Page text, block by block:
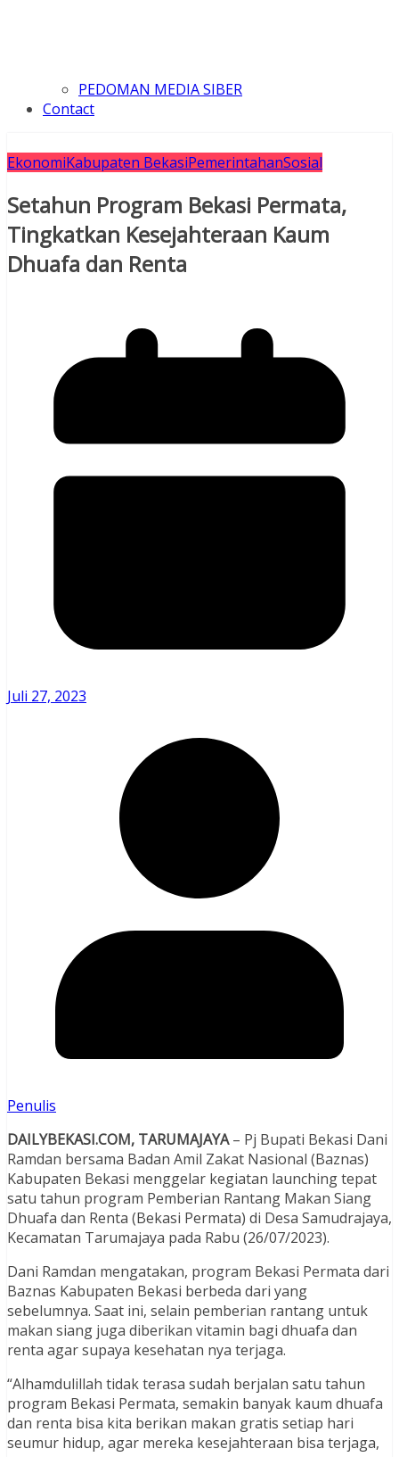
PEDOMAN MEDIA SIBER
Contact
EkonomiKabupaten BekasiPemerintahanSosial
Setahun Program Bekasi Permata,
Tingkatkan Kesejahteraan Kaum
Dhuafa dan Renta
Juli 27, 2023
Penulis
DAILYBEKASI.COM, TARUMAJAYA– Pj Bupati Bekasi Dani
Ramdan bersama Badan Amil Zakat Nasional (Baznas)
Kabupaten Bekasi menggelar kegiatan launching tepat
satu tahun program Pemberian Rantang Makan Siang
Dhuafa dan Renta (Bekasi Permata) di Desa Samudrajaya,
Kecamatan Tarumajaya pada Rabu (26/07/2023).
Dani Ramdan mengatakan, program Bekasi Permata dari
Baznas Kabupaten Bekasi berbeda dari yang
sebelumnya. Saat ini, selain pemberian rantang untuk
makan siang juga diberikan vitamin bagi dhuafa dan
renta agar supaya kesehatan nya terjaga.
“Alhamdulillah tidak terasa sudah berjalan satu tahun
program Bekasi Permata, semakin banyak kaum dhuafa
dan renta bisa kita berikan makan gratis setiap hari
seumur hidup, agar mereka kesejahteraan bisa terjaga,